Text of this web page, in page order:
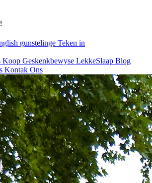
gunstelinge Teken in
Koop Geskenkbewyse LekkeSlaap Blog
Kontak Ons